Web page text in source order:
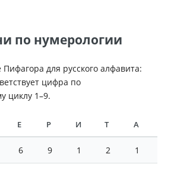
по нумерологии
для русского алфавита:
цифра по
циклу 1–9.
Е Р И Т А
6 9 1 2 1